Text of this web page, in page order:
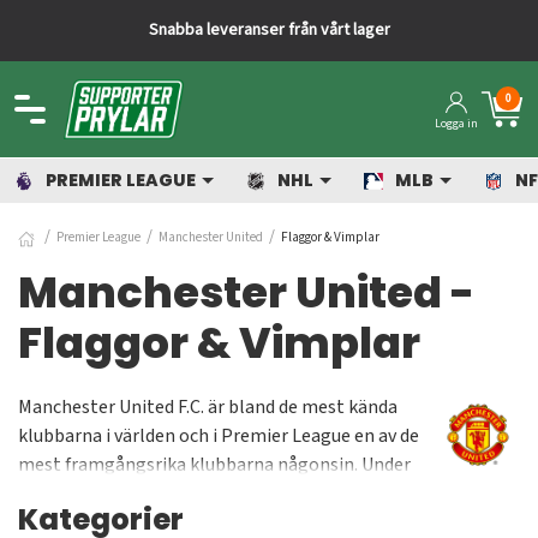
Snabba leveranser från vårt lager
Logga in
0
PREMIER LEAGUE NHL MLB
Premier League Manchester United Flaggor & Vimplar
Manchester United -
Flaggor & Vimplar
Manchester United F.C. är bland de mest kända
klubbarna i världen och i Premier League en av de
mest framgångsrika klubbarna någonsin. Under
mästare 20 gånger och även vunnit Champions
Kategorier